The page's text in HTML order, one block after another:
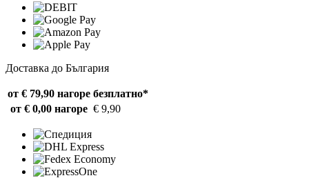
Доставка до България
от € 79,90 нагоре безплатно*
от € 0,00 нагоре € 9,90